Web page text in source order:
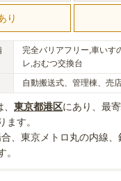
り
完全バリアフリー,車いす
レ,おむつ交換台
自動搬送式、管理棟、売
、 東京都港区にあり 、最
ます。
、東京メトロ丸の内線、
。